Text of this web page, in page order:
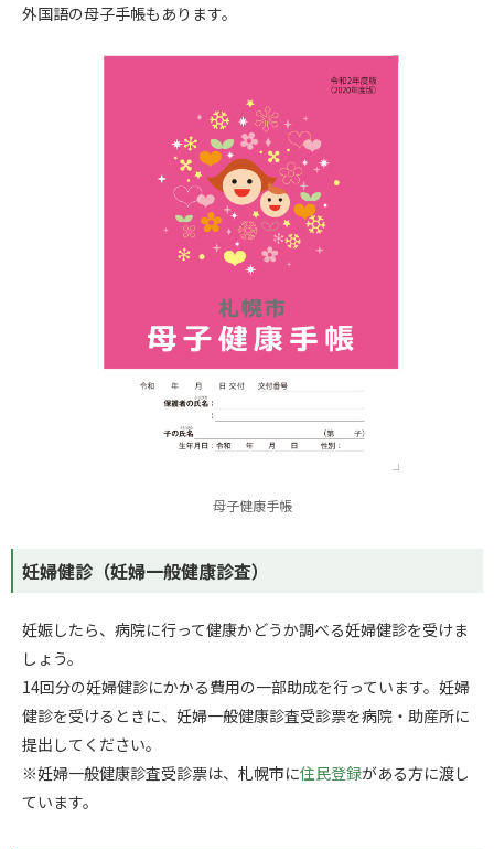
外国語の母子手帳もあります。
母子健康手帳
妊婦健診（妊婦一般健康診査）
妊娠したら、病院に行って健康かどうか調べる妊婦健診を受けま
しょう。
14回分の妊婦健診にかかる費用の一部助成を行っています。妊婦
健診を受けるときに、妊婦一般健康診査受診票を病院・助産所に
提出してください。
※妊婦一般健康診査受診票は、札幌市に住民登録がある方に渡し
ています。